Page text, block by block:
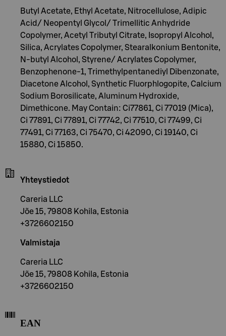
Butyl Acetate, Ethyl Acetate, Nitrocellulose, Adipic
Acid/ Neopentyl Glycol/ Trimellitic Anhydride
Copolymer, Acetyl Tributyl Citrate, Isopropyl Alcohol,
Silica, Acrylates Copolymer, Stearalkonium Bentonite,
N-butyl Alcohol, Styrene/ Acrylates Copolymer,
Benzophenone-1, Trimethylpentanediyl Dibenzonate,
Diacetone Alcohol, Synthetic Fluorphlogopite, Calcium
Sodium Borosilicate, Aluminum Hydroxide,
Dimethicone. May Contain: Ci77861, Ci 77019 (Mica),
Ci 77891, Ci 77891, Ci 77742, Ci 77510, Ci 77499, Ci
77491, Ci 77163, Ci 75470, Ci 42090, Ci 19140, Ci
15880, Ci 15850.
Yhteystiedot
Careria LLC
Jõe 15, 79808 Kohila, Estonia
+3726602150
Valmistaja
Careria LLC
Jõe 15, 79808 Kohila, Estonia
+3726602150
EAN